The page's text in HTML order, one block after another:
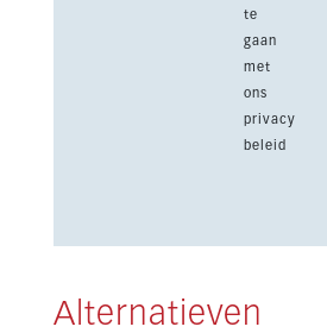
te
gaan
met
ons
privacy
beleid
Alternatieven